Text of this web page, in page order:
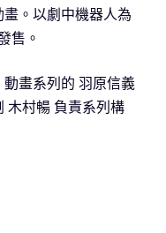
。以劇中機器人為
售。
畫系列的 羽原信義
木村暢 負責系列構